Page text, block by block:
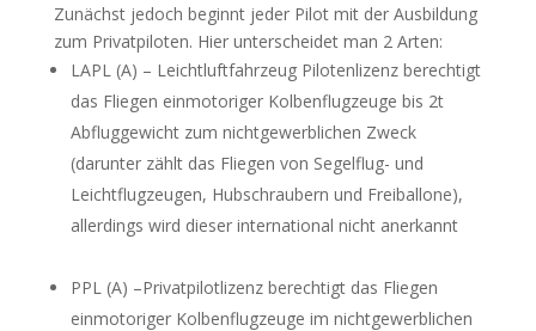
Zunächst jedoch beginnt jeder Pilot mit der Ausbildung
zum Privatpiloten. Hier unterscheidet man 2 Arten:
LAPL (A) – Leichtluftfahrzeug Pilotenlizenz berechtigt
das Fliegen einmotoriger Kolbenflugzeuge bis 2t
Abfluggewicht zum nichtgewerblichen Zweck
(darunter zählt das Fliegen von Segelflug- und
Leichtflugzeugen, Hubschraubern und Freiballone),
allerdings wird dieser international nicht anerkannt
PPL (A) –Privatpilotlizenz berechtigt das Fliegen
einmotoriger Kolbenflugzeuge im nichtgewerblichen